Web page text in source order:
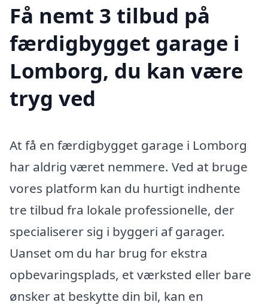
Få nemt 3 tilbud på
færdigbygget garage i
Lomborg, du kan være
tryg ved
At få en færdigbygget garage i Lomborg
har aldrig været nemmere. Ved at bruge
vores platform kan du hurtigt indhente
tre tilbud fra lokale professionelle, der
specialiserer sig i byggeri af garager.
Uanset om du har brug for ekstra
opbevaringsplads, et værksted eller bare
ønsker at beskytte din bil, kan en